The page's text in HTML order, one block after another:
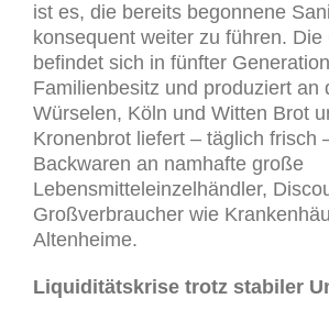
ist es, die bereits begonnene
konsequent weiter zu führen.
befindet sich in fünfter
Familienbesitz und produziert an
Würselen, Köln und Witten Brot
Kronenbrot liefert – täglich frisch
Backwaren an namhafte große
Lebensmitteleinzelhändler,
Großverbraucher wie
Altenheime.
Liquiditätskrise trotz stabiler